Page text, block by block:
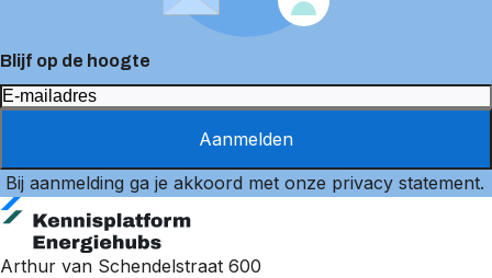
Blijf op de hoogte
Aanmelden
Bij aanmelding ga je akkoord met onze privacy statement.
Arthur van Schendelstraat 600